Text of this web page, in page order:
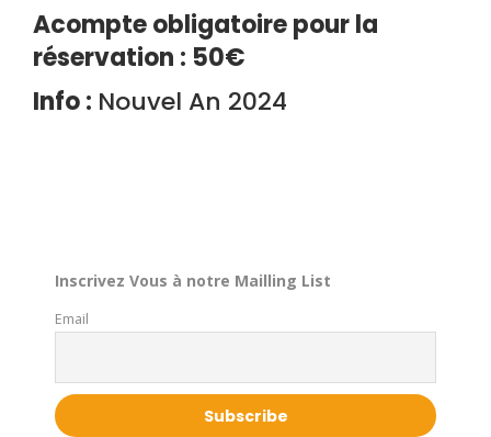
Acompte obligatoire pour la
réservation : 50€
Info : Nouvel An 2024
Inscrivez Vous à notre Mailling List
Email